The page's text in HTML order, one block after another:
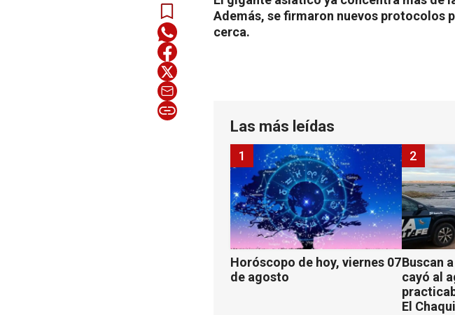
Además, se firmaron nuevos protocolos
cerca.
Las más leídas
Horóscopo de hoy, viernes 07
de agosto
1
Buscan
cayó al
El
2